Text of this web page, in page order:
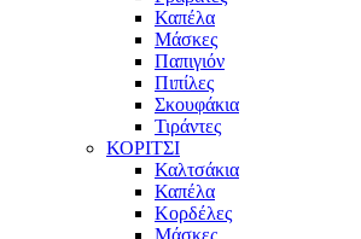
Καπέλα
Μάσκες
Παπιγιόν
Πιπίλες
Σκουφάκια
Τιράντες
ΚΟΡΙΤΣΙ
Καλτσάκια
Καπέλα
Κορδέλες
Μάσκες